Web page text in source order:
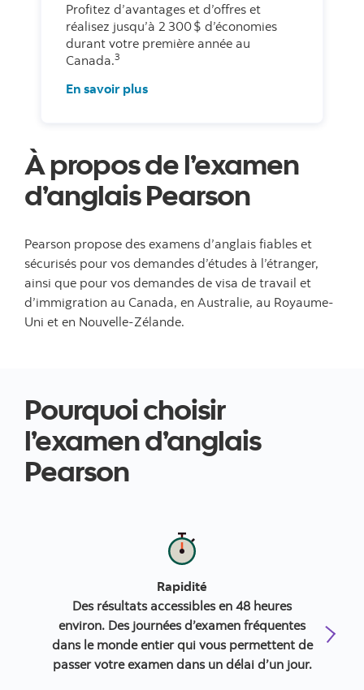
Profitez d’avantages et d’offres et
réalisez jusqu’à 2 300 $ d’économies
durant votre première année au
Canada.3
En savoir plus
À propos de l’examen
d’anglais Pearson
Pearson propose des examens d’anglais fiables et
sécurisés pour vos demandes d’études à l’étranger,
ainsi que pour vos demandes de visa de travail et
d’immigration au Canada, en Australie, au Royaume-
Uni et en Nouvelle-Zélande.
Pourquoi choisir
l’examen d’anglais
Pearson
Rapidité
Des résultats accessibles en 48 heures
environ. Des journées d’examen fréquentes
dans le monde entier qui vous permettent de
passer votre examen dans un délai d’un jour.